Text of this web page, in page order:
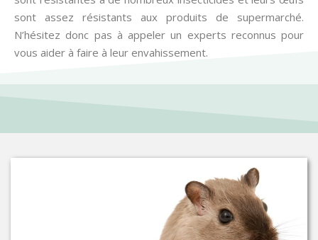
sont assez résistants aux produits de supermarché.
N’hésitez donc pas à appeler un experts reconnus pour
vous aider à faire à leur envahissement.